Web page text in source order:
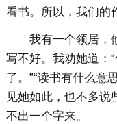
看书。所以，我们的
我有一个领居，
写不好。我劝她道：
了。”“读书有什么意
见她如此，也不多说
不出一个字来。